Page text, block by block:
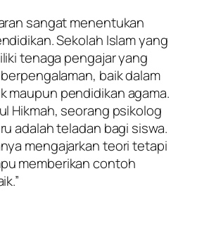
sangat menentukan
Sekolah Islam yang
tenaga pengajar yang
baik dalam
maupun pendidikan agama.
Hikmah, seorang psikolog
adalah teladan bagi siswa.
mengajarkan teori tetapi
memberikan contoh